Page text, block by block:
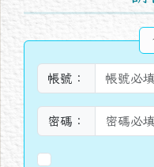
帳號：
密碼：